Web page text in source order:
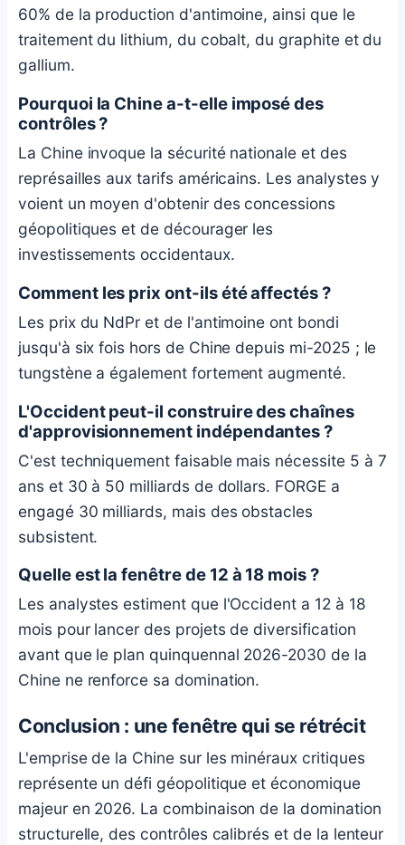
60% de la production d'antimoine, ainsi que le
traitement du lithium, du cobalt, du graphite et du
gallium.
Pourquoi la Chine a-t-elle imposé des
contrôles ?
La Chine invoque la sécurité nationale et des
représailles aux tarifs américains. Les analystes y
voient un moyen d'obtenir des concessions
géopolitiques et de décourager les
investissements occidentaux.
Comment les prix ont-ils été affectés ?
Les prix du NdPr et de l'antimoine ont bondi
jusqu'à six fois hors de Chine depuis mi-2025 ; le
tungstène a également fortement augmenté.
L'Occident peut-il construire des chaînes
d'approvisionnement indépendantes ?
C'est techniquement faisable mais nécessite 5 à 7
ans et 30 à 50 milliards de dollars. FORGE a
engagé 30 milliards, mais des obstacles
subsistent.
Quelle est la fenêtre de 12 à 18 mois ?
Les analystes estiment que l'Occident a 12 à 18
mois pour lancer des projets de diversification
avant que le plan quinquennal 2026-2030 de la
Chine ne renforce sa domination.
Conclusion : une fenêtre qui se rétrécit
L'emprise de la Chine sur les minéraux critiques
représente un défi géopolitique et économique
majeur en 2026. La combinaison de la domination
structurelle, des contrôles calibrés et de la lenteur